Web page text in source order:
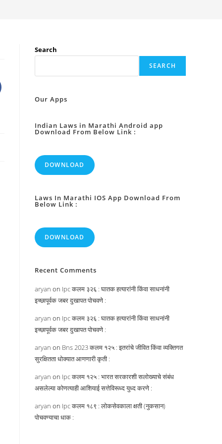
Search
SEARCH
Our Apps
Indian Laws in Marathi Android app
Download From Below Link :
DOWNLOAD
Laws In Marathi IOS App Download From
Below Link :
DOWNLOAD
Recent Comments
aryan on Ipc कलम ३२६ : घातक हत्यारांनी किंवा साधनांनी
इच्छापूर्वक जबर दुखापत पोचवणे :
aryan on Ipc कलम ३२६ : घातक हत्यारांनी किंवा साधनांनी
इच्छापूर्वक जबर दुखापत पोचवणे :
aryan on Bns 2023 कलम १२५ : इतरांचे जीवित किंवा व्यक्तिगत
सुरक्षितता धोक्यात आणणारी कृती :
aryan on Ipc कलम १२५ : भारत सरकारशी सलोख्याचे संबंध
असलेल्या कोणत्याही आशियाई सत्तेविरूध्द युध्द करणे :
aryan on Ipc कलम १८९ : लोकसेवकाला क्षती (नुकसान)
पोचवण्याचा धाक :